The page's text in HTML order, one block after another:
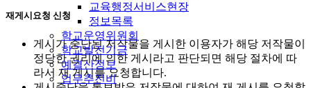
교육행정서비스현장
정보목록
학교운영위원회
학교발전기금
예결산정보
업무추진비
재게시요청 신청
게시가 중단된 저작물을 게시한 이용자가 해당 저작물이
정당한 권리에 의한 게시라고 판단되면 해당 절차에 따
라서 재 게시를 요청합니다.